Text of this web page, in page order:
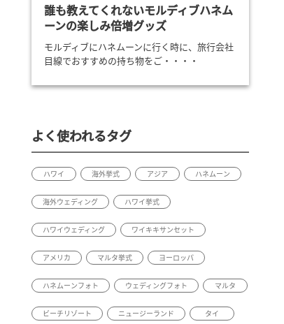
誰も教えてくれないモルディブハネム
ーンの楽しみ倍増グッズ
モルディブにハネムーンに行く時に、旅行会社
目線でおすすめの持ち物をご・・・・
よく使われるタグ
ハワイ 海外挙式 アジア ハネムーン
海外ウェディング ハワイ挙式
ハワイウェディング ワイキキサンセット
アメリカ マルタ挙式 ヨーロッパ
ハネムーンフォト ウェディングフォト マルタ
ビーチリゾート ニュージーランド タイ